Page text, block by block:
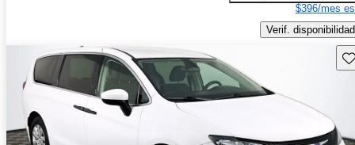
$396/mes
Verif. disponibilidad